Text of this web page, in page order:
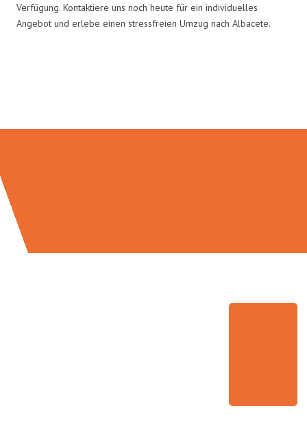
Verfügung. Kontaktiere uns noch heute für ein individuelles
Angebot und erlebe einen stressfreien Umzug nach Albacete.